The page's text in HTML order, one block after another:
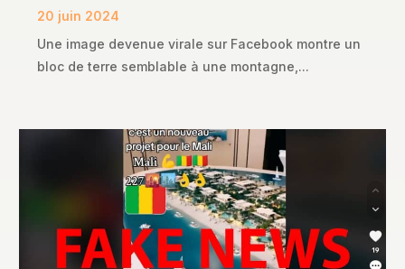
20 juin 2024
Une image devenue virale sur Facebook montre un
bloc de terre semblable à une montagne,...